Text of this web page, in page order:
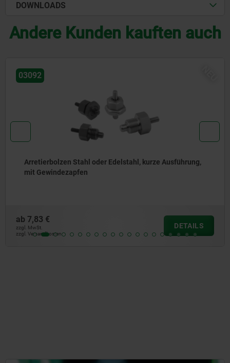
DOWNLOADS
Andere Kunden kauften auch
NEU
Arretierbolzen Stahl oder Edelstahl, mit
Zugring
zzgl. Versandkosten